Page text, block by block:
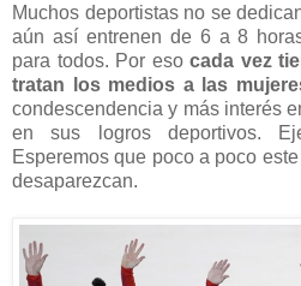
Muchos deportistas no se
aún así entrenen de 6 a 8
para todos. Por esocada vez
tratan los medios a las
condescendencia y más interés
en sus logros deportivos.
Esperemos que poco a poco
desaparezcan.